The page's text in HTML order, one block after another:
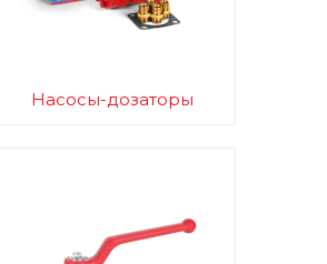
Насосы-дозаторы